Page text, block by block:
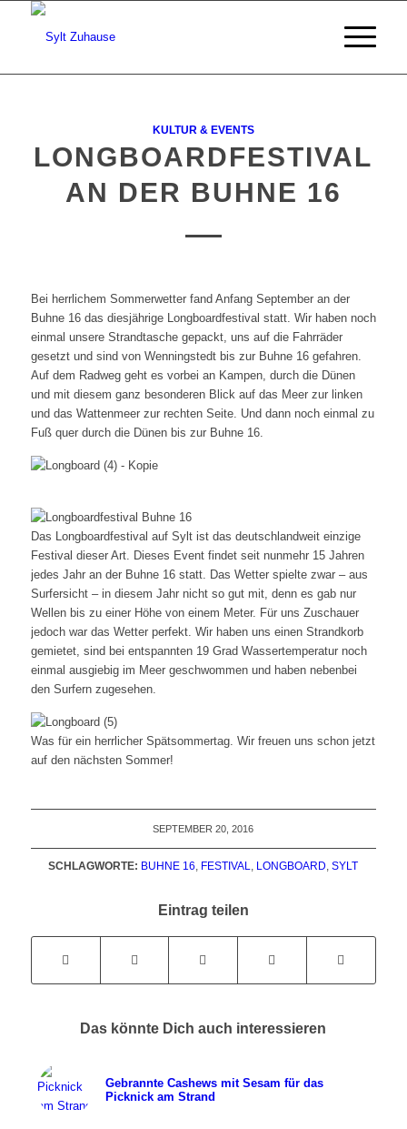
KULTUR & EVENTS
LONGBOARDFESTIVAL
AN DER BUHNE 16
Bei herrlichem Sommerwetter fand Anfang September an der
Buhne 16 das diesjährige Longboardfestival statt. Wir haben noch
einmal unsere Strandtasche gepackt, uns auf die Fahrräder
gesetzt und sind von Wenningstedt bis zur Buhne 16 gefahren.
Auf dem Radweg geht es vorbei an Kampen, durch die Dünen
und mit diesem ganz besonderen Blick auf das Meer zur linken
und das Wattenmeer zur rechten Seite. Und dann noch einmal zu
Fuß quer durch die Dünen bis zur Buhne 16.
Das Longboardfestival auf Sylt ist das deutschlandweit einzige
Festival dieser Art. Dieses Event findet seit nunmehr 15 Jahren
jedes Jahr an der Buhne 16 statt. Das Wetter spielte zwar – aus
Surfersicht – in diesem Jahr nicht so gut mit, denn es gab nur
Wellen bis zu einer Höhe von einem Meter. Für uns Zuschauer
jedoch war das Wetter perfekt. Wir haben uns einen Strandkorb
gemietet, sind bei entspannten 19 Grad Wassertemperatur noch
einmal ausgiebig im Meer geschwommen und haben nebenbei
den Surfern zugesehen.
Was für ein herrlicher Spätsommertag. Wir freuen uns schon jetzt
auf den nächsten Sommer!
SEPTEMBER 20, 2016
SCHLAGWORTE: BUHNE 16 FESTIVAL LONGBOARD ,SYLT
Eintrag teilen
Das könnte Dich auch interessieren
Gebrannte Cashews mit Sesam für das
Picknick am Strand